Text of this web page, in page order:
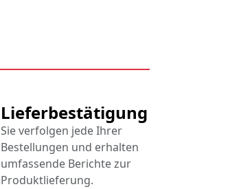
Lieferbestätigung
Sie verfolgen jede Ihrer
Bestellungen und erhalten
umfassende Berichte zur
Produktlieferung.